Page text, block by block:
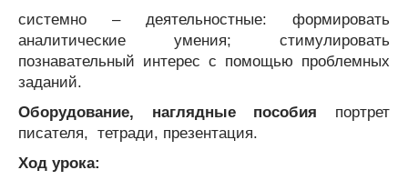
системно – деятельностные: формировать
аналитические умения; стимулировать
познавательный интерес с помощью проблемных
заданий.
Оборудование, наглядные пособия портрет
писателя, тетради, презентация.
Ход урока: